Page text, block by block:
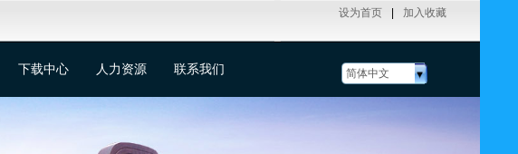
设为首页 加入收藏
简体中文
下载中心 人力资源 联系我们